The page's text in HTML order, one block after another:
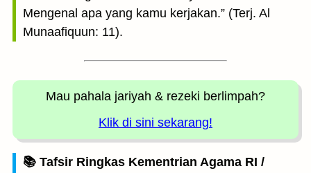
Mengenal apa yang kamu kerjakan.” (Terj. Al
Munaafiquun: 11).
Mau pahala jariyah & rezeki berlimpah?
Klik di sini sekarang!
📚 Tafsir Ringkas Kementrian Agama RI /